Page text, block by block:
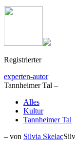
Registrierter
experten-autor
Tannheimer Tal –
Alles
Kultur
Tannheimer Tal
– von Silvia Skelac